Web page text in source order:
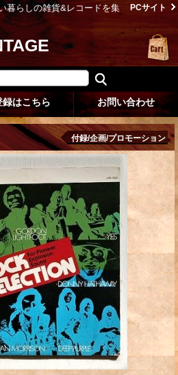
暮らしの雑貨&レコードを集
PCサイト
録はこちら お問い合わせ
付録/企画/プロモーション